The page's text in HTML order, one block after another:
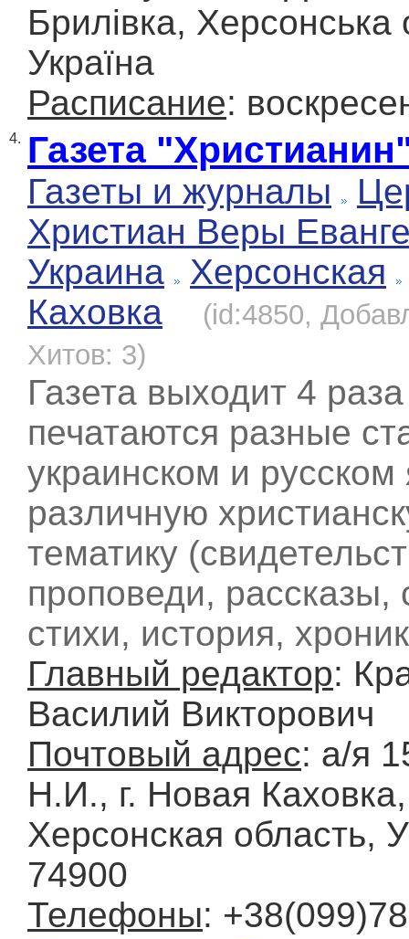
Брилівка, Херсонська
Україна
Расписание:
4. Газета
Газеты и журналы
Христиан Веры
Украина
Херсонская
Каховка
(id:4850,
Хитов: 3)
Газета выходит 4
печатаются разные
украинском и русском
различную
тематику
проповеди, рассказы,
стихи, история,
Главный редактор:
Василий Викторович
Почтовый адрес: а/я
Н.И., г. Новая Каховка,
Херсонская область,
74900
Телефоны: